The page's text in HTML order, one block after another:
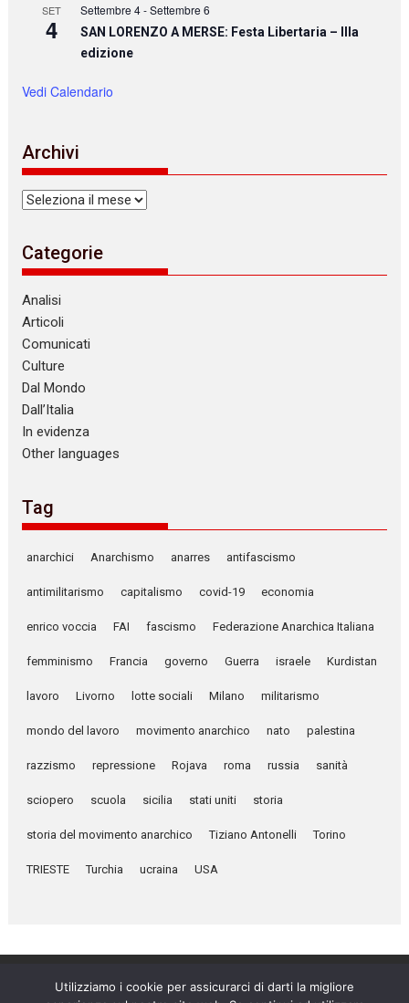
SET
4
Settembre 4-Settembre 6
SAN LORENZO A MERSE: Festa Libertaria – IIIa
edizione
Vedi Calendario
Archivi
Archivi
Categorie
Analisi
Articoli
Comunicati
Culture
Dal Mondo
Dall’Italia
In evidenza
Other languages
Tag
anarchici Anarchismo anarres antifascismo
antimilitarismo capitalismo covid-19 economia
enrico voccia FAI fascismo Federazione Anarchica Italiana
femminismo Francia governo Guerra israele Kurdistan
lavoro Livorno lotte sociali Milano militarismo
mondo del lavoro movimento anarchico nato palestina
razzismo repressione Rojava roma russia sanità
sciopero scuola sicilia stati uniti storia
storia del movimento anarchico Tiziano Antonelli Torino
TRIESTE Turchia ucraina USA
Utilizziamo i cookie per assicurarci di darti la migliore